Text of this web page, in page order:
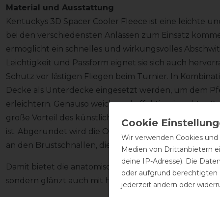
Material und Ausstattung
Kentuckys 3D Spacer Cooler Fleece ist eine leichte
bei den verschiedensten Anlässen zum Einsatz
ermöglicht ein schnelles und wirkungsvolles
Leichtigkeit und Passform eignet sie sich auch
Schutz vor lästigen Fliegen beim Turnier. In
Decke als Unterdecke eingesetzt werden, um dem
erleichtern. Genauso weich und effektiv wie echtes
große Vorteil des künstlichen Fells, dass es mehr
ist. Abgerundet wird die Optik der Decke durch
an den Brustschnallen, die ebenso hochwertig sind,
Damit bietet die anatomisch geformte
sondern glänzt auch mit hervorragendem Komfort
Wir verwenden Cookies
Medien von Drittanbietern
deine IP-Adresse). Die
oder aufgrund berechtigten
jederzeit ändern oder